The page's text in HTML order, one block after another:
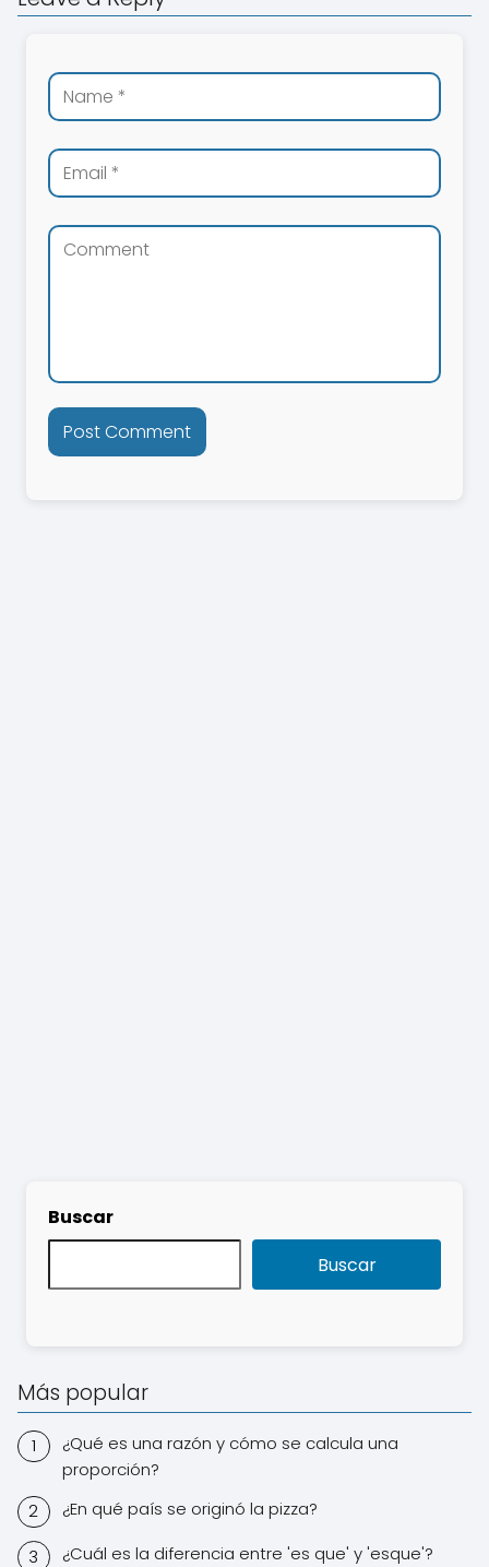
Buscar
Buscar
Más popular
¿Qué es una razón y cómo se calcula una
proporción?
¿En qué país se originó la pizza?
¿Cuál es la diferencia entre 'es que' y 'esque'?